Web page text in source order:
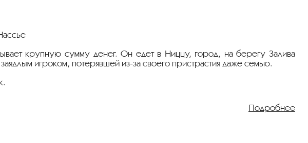
крупную сумму денег. Он едет в Ниццу, город, на берегу Залива
игроком, потерявшей из-за своего пристрастия даже семью.
Подробнее